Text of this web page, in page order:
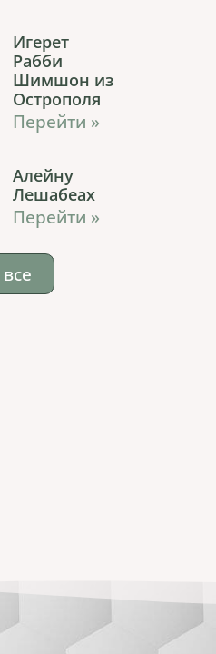
Игерет
Рабби
Шимшон из
Острополя
Перейти »
Алейну
Лешабеах
Перейти »